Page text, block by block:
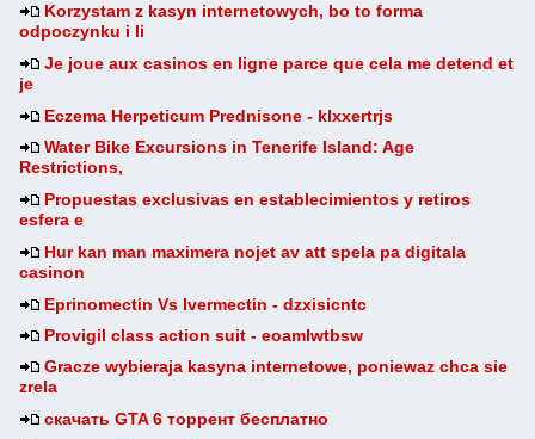
Korzystam z kasyn internetowych, bo to forma
odpoczynku i li
Je joue aux casinos en ligne parce que cela me detend et
je
Eczema Herpeticum Prednisone - klxxertrjs
Water Bike Excursions in Tenerife Island: Age
Restrictions,
Propuestas exclusivas en establecimientos y retiros
esfera e
Hur kan man maximera nojet av att spela pa digitala
casinon
Eprinomectin Vs Ivermectin - dzxisicntc
Provigil class action suit - eoamlwtbsw
Gracze wybieraja kasyna internetowe, poniewaz chca sie
zrela
скачать GTA 6 торрент бесплатно